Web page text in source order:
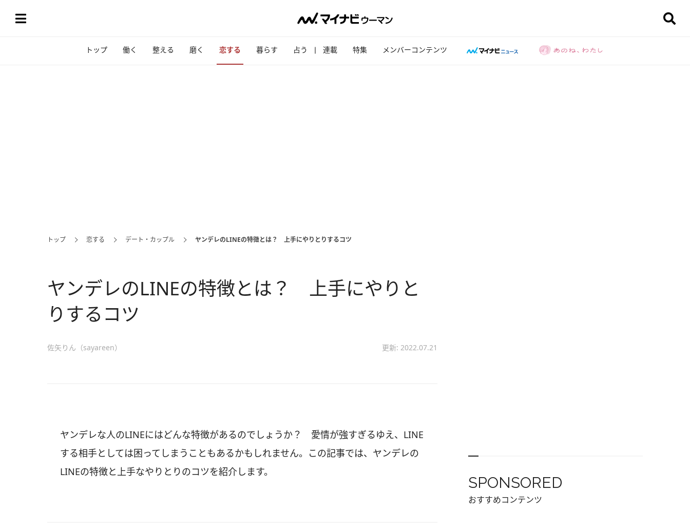
トップ 働く 整える 磨く 恋する 暮らす 占う 連載 特集 メンバーコンテンツ
トップ 恋する デート・カップル ヤンデレのLINEの特徴とは？ 上手にやりとりするコツ
ヤンデレのLINEの特徴とは？ 上手にやりと
りするコツ
佐矢りん（sayareen） 更新: 2022.07.21
ヤンデレな人のLINEにはどんな特徴があるのでしょうか？ 愛情が強すぎるゆえ、LINE
する相手としては困ってしまうこともあるかもしれません。この記事では、ヤンデレの
LINEの特徴と上手なやりとりのコツを紹介します。
SPONSORED
おすすめコンテンツ